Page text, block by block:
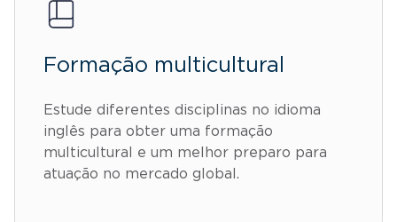
Formação multicultural
Estude diferentes disciplinas no idioma
inglês para obter uma formação
multicultural e um melhor preparo para
atuação no mercado global.